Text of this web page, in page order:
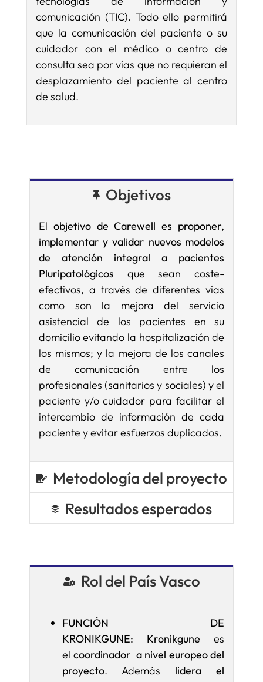
comunicación (TIC). Todo ello permitirá
que la comunicación del paciente o su
cuidador con el médico o centro de
consulta sea por vías que no requieran el
desplazamiento del paciente al centro
de salud.
Objetivos
El objetivo de Carewell es proponer,
implementar y validar nuevos modelos
de atención integral a pacientes
Pluripatológicos que sean coste-
efectivos, a través de diferentes vías
como son la mejora del servicio
asistencial de los pacientes en su
domicilio evitando la hospitalización de
los mismos; y la mejora de los canales
de comunicación entre los
profesionales (sanitarios y sociales) y el
paciente y/o cuidador para facilitar el
intercambio de información de cada
paciente y evitar esfuerzos duplicados.
Metodología del proyecto
Resultados esperados
Rol del País Vasco
FUNCIÓN DE
KRONIKGUNE: Kronikgune es
el coordinador a nivel europeo del
proyecto. Además lidera el